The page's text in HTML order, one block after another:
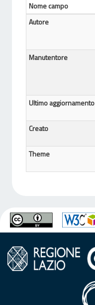
Nome campo
Autore
Manutentore
Ultimo aggiornamento
Creato
Theme